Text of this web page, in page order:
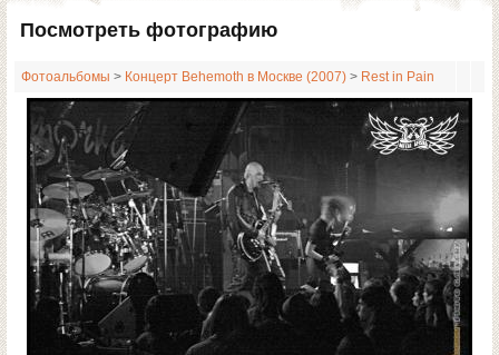
Посмотреть фотографию
Фотоальбомы > Концерт Behemoth в Москве (2007) > Rest in Pain